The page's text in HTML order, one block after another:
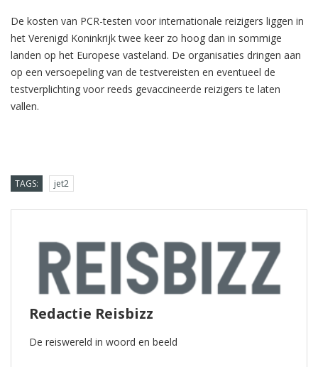
De kosten van PCR-testen voor internationale reizigers liggen in
het Verenigd Koninkrijk twee keer zo hoog dan in sommige
landen op het Europese vasteland. De organisaties dringen aan
op een versoepeling van de testvereisten en eventueel de
testverplichting voor reeds gevaccineerde reizigers te laten
vallen.
TAGS: jet2
Redactie Reisbizz
De reiswereld in woord en beeld